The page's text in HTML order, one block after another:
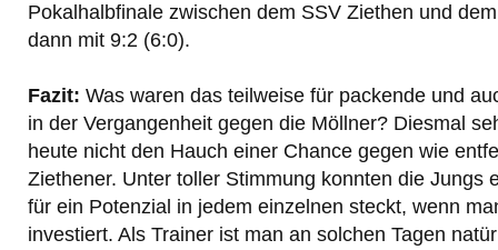
Pokalhalbfinale zwischen dem SSV Ziethen und
dann mit 9:2 (6:0).
Fazit: Was waren das teilweise für packende und
in der Vergangenheit gegen die Möllner? Diesmal
heute nicht den Hauch einer Chance gegen wie
Ziethener. Unter toller Stimmung konnten die Jungs
für ein Potenzial in jedem einzelnen steckt, wenn
investiert. Als Trainer ist man an solchen Tagen